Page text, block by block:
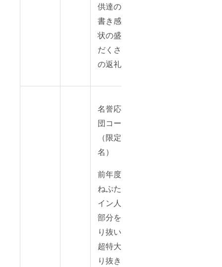
供達の手
書き感謝
状の盛り
だくさん
の返礼品
名誉応援
団コース
（限定１
名）
前年度の
ねぷたメ
イン人物
部分を切
り抜いた
超特大切
り抜きの